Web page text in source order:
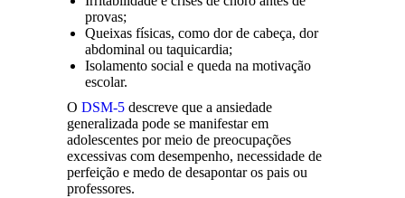
provas;
Queixas físicas, como dor de cabeça, dor
abdominal ou taquicardia;
Isolamento social e queda na motivação
escolar.
O DSM-5 descreve que a ansiedade
generalizada pode se manifestar em
adolescentes por meio de preocupações
excessivas com desempenho, necessidade de
perfeição e medo de desapontar os pais ou
professores.